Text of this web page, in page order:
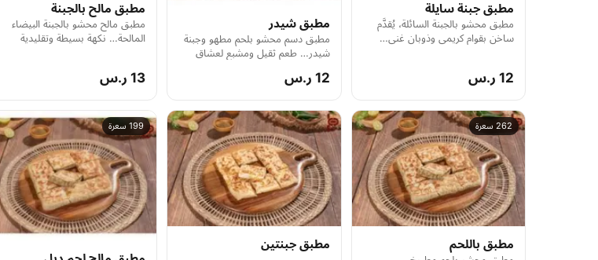
مطبق جبنة سايلة
مطبق محشو بالجبنة السائلة، يُقدَّم
ساخن بقوام كريمي وذوبان غني…
12 ر.س
مطبق شيدر
مطبق دسم محشو بلحم مطهو وجبنة
شيدر… طعم ثقيل ومشبع لعشاق
12 ر.س
مطبق مالح بالجبنة
مطبق مالح محشو بالجبنة البيضاء
المالحة… نكهة بسيطة وتقليدية
13 ر.س
262 سعرة
مطبق باللحم مطبق جبنتين
199 سعرة